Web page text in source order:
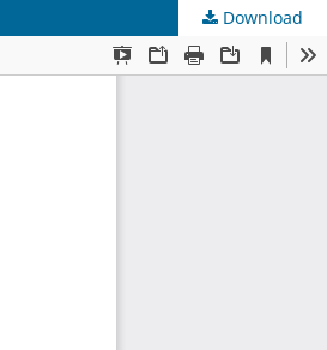
Download